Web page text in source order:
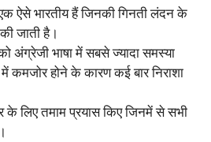
ऐसे भारतीय हैं जिनकी गिनती लंदन के
जाती है।
अंग्रेजी भाषा में सबसे ज्यादा समस्या
कमजोर होने के कारण कई बार निराशा
के लिए तमाम प्रयास किए जिनमें से सभी